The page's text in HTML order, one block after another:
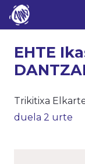
EHTE
Trikitixa
duela 2 urte